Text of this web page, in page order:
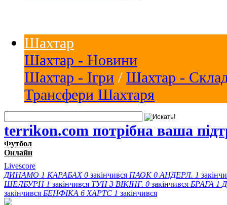
Шахтар
Шахтар - Новини
Шахтар - Ігри / Шахтар -
Трансфери Шахтаря
terrikon.com потрібна ваша
Футбол
Онлайн
Livescore
ДИНАМО 1 КАРАБАХ 0 закінчився ПАОК 0 АНДЕРЛ. 1
ШЕЛБУРН 1 закінчився ТУН 3 ВІКІНГ. 0 закінчився БРАГА 1
закінчився БЕНФІКА 6 ХАРТС 1 закінчився